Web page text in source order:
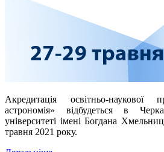
Акредитація освітньо-
астрономія» відбудеться в
університеті імені Богдана
травня 2021 року.